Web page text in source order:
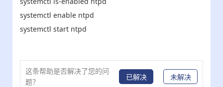
systemctl enable ntpd
systemctl start ntpd
这条帮助是否解决了您的问
题？
已解决 未解决